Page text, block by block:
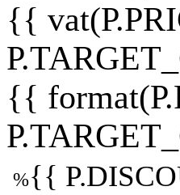
{{
{{
%{{